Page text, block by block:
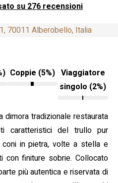
su 276 recensioni
70011 Alberobello, Italia
Coppie (5%) Viaggiatore
singolo (2%)
dimora tradizionale restaurata
caratteristici del trullo pur
in pietra, volte a stella e
con finiture sobrie. Collocato
più autentica e riservata di